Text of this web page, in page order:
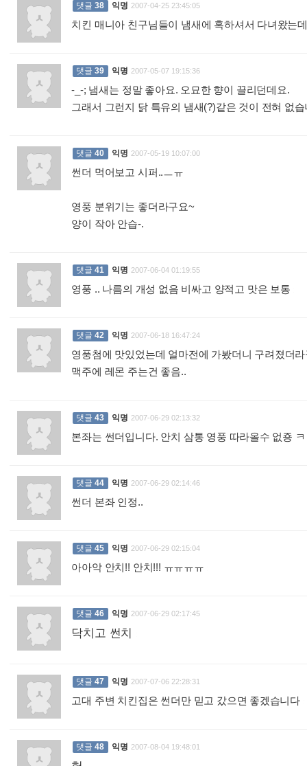
댓글 38 익명 2007-04-25 23:45:05
치킨 매니아 친구님들이 냄새에 혹하셔서 다녀왔는
댓글 39 익명 2007-05-07 19:15:36
-_-; 냄새는 정말 좋아요. 오묘한 향이 끌리던데요.
그래서 그런지 닭 특유의 냄새(?)같은 것이 전혀 없
댓글 40 익명 2007-05-19 10:07:00
썬더 먹어보고 시퍼..ㅡㅠ
영풍 분위기는 좋더라구요~
양이 작아 안습-.
댓글 41 익명 2007-06-04 01:19:55
영풍 .. 나름의 개성 없음 비싸고 양적고 맛은 보통
댓글 42 익명 2007-06-18 16:47:24
영풍첨에 맛있었는데 얼마전에 가봤더니 구려졌더
맥주에 레몬 주는건 좋음..
댓글 43 익명 2007-06-29 02:13:32
본좌는 썬더입니다. 안치 삼통 영풍 따라올수 없죵
댓글 44 익명 2007-06-29 02:14:46
썬더 본좌 인정..
댓글 45 익명 2007-06-29 02:15:04
아아악 안치!! 안치!!! ㅠㅠㅠㅠ
댓글 46 익명 2007-06-29 02:17:45
닥치고 썬치
댓글 47 익명 2007-07-06 22:28:31
고대 주변 치킨집은 썬더만 믿고 갔으면 좋겠습니다
댓글 48 익명 2007-08-04 19:48:01